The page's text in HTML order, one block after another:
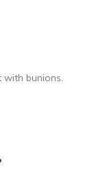
bunions.